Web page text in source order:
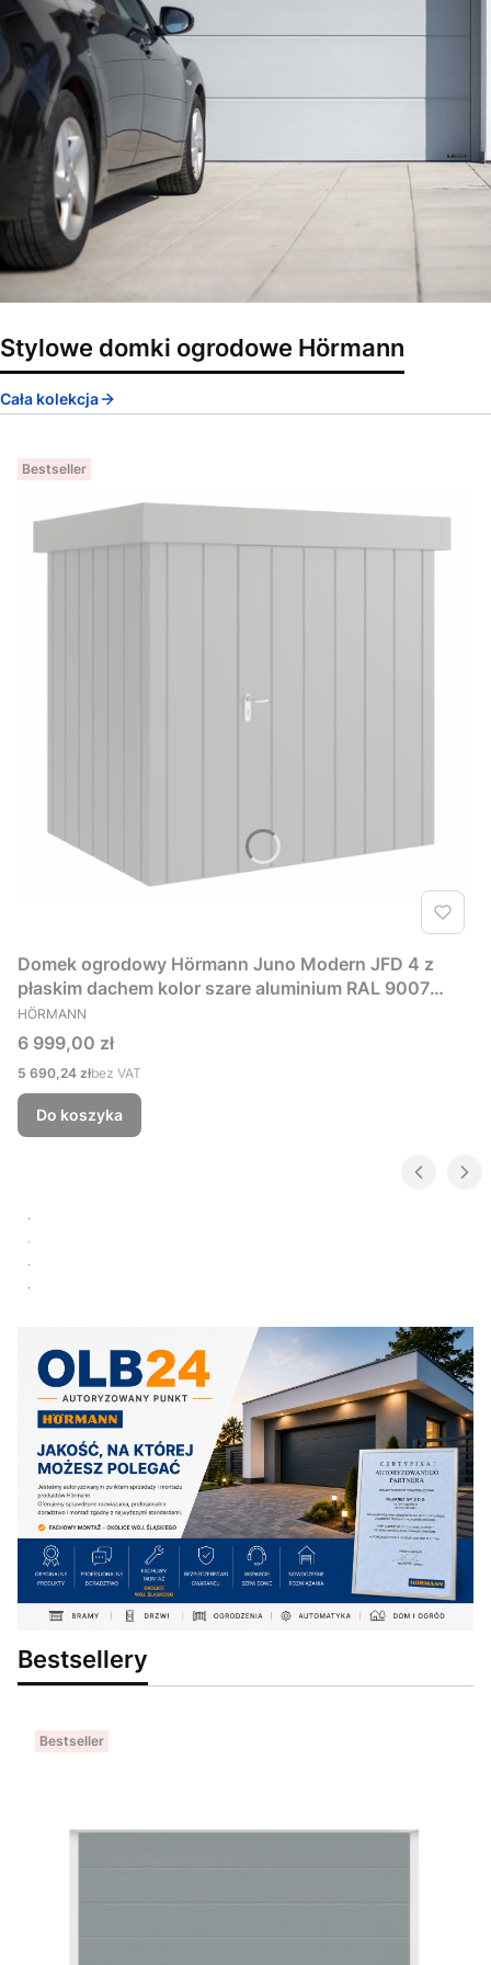
Stylowe domki ogrodowe Hörmann
Cała kolekcja
Bestseller
Domek ogrodowy Hörmann Juno Modern JFD 4 z
płaskim dachem kolor szare aluminium RAL 9007
229x181 cm
PRODUCENT
HÖRMANN
Cena
6 999,00 zł
Cena
5 690,24 złbez VAT
Do koszyka
Bestsellery
Bestseller